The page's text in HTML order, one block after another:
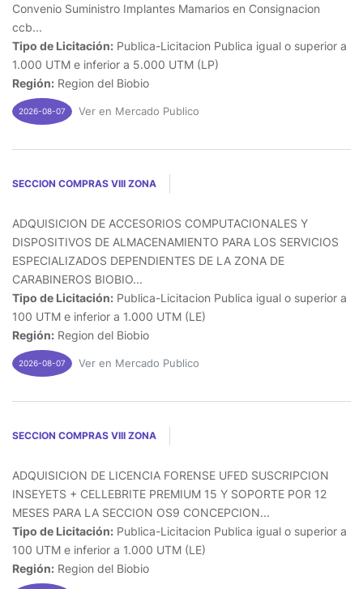
Convenio Suministro Implantes Mamarios en Consignacion
ccb...
Tipo de Licitación: Publica-Licitacion Publica igual o superior a
1.000 UTM e inferior a 5.000 UTM (LP)
Región: Region del Biobio
2026-08-07 Ver en Mercado Publico
SECCION COMPRAS VIII ZONA
ADQUISICION DE ACCESORIOS COMPUTACIONALES Y
DISPOSITIVOS DE ALMACENAMIENTO PARA LOS SERVICIOS
ESPECIALIZADOS DEPENDIENTES DE LA ZONA DE
CARABINEROS BIOBIO...
Tipo de Licitación: Publica-Licitacion Publica igual o superior a
100 UTM e inferior a 1.000 UTM (LE)
Región: Region del Biobio
2026-08-07 Ver en Mercado Publico
SECCION COMPRAS VIII ZONA
ADQUISICION DE LICENCIA FORENSE UFED SUSCRIPCION
INSEYETS + CELLEBRITE PREMIUM 15 Y SOPORTE POR 12
MESES PARA LA SECCION OS9 CONCEPCION...
Tipo de Licitación: Publica-Licitacion Publica igual o superior a
100 UTM e inferior a 1.000 UTM (LE)
Región: Region del Biobio